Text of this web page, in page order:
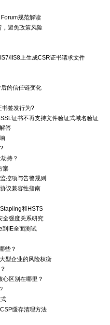
规范解读
，避免政策风险
IIS8上生成CSR证书请求文件
的信任链变化
书签发行为?
证书不再支持文件验证式域名验证
答
持？
案
控项与告警规则
议兼容性指南
和HSTS
全强度关系研究
到IE全面测试
些？
型企业的风险权衡
心区别在哪里？
缓存清理方法